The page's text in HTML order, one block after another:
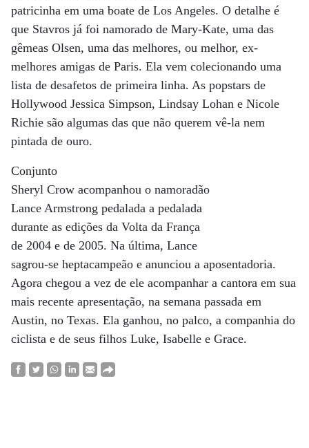
patricinha em uma boate de Los Angeles. O detalhe é
que Stavros já foi namorado de Mary-Kate, uma das
gêmeas Olsen, uma das melhores, ou melhor, ex-
melhores amigas de Paris. Ela vem colecionando uma
lista de desafetos de primeira linha. As popstars de
Hollywood Jessica Simpson, Lindsay Lohan e Nicole
Richie são algumas das que não querem vê-la nem
pintada de ouro.
Conjunto
Sheryl Crow acompanhou o namoradão
Lance Armstrong pedalada a pedalada
durante as edições da Volta da França
de 2004 e de 2005. Na última, Lance
sagrou-se heptacampeão e anunciou a aposentadoria.
Agora chegou a vez de ele acompanhar a cantora em sua
mais recente apresentação, na semana passada em
Austin, no Texas. Ela ganhou, no palco, a companhia do
ciclista e de seus filhos Luke, Isabelle e Grace.